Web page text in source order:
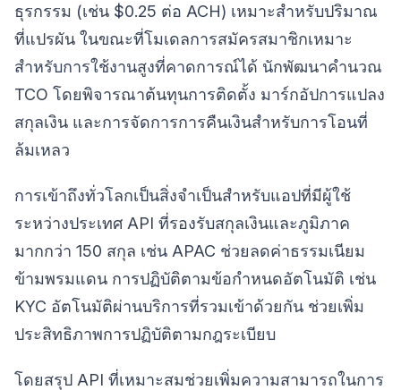
ธุรกรรม (เช่น $0.25 ต่อ ACH) เหมาะสำหรับปริมาณ
ที่แปรผัน ในขณะที่โมเดลการสมัครสมาชิกเหมาะ
สำหรับการใช้งานสูงที่คาดการณ์ได้ นักพัฒนาคำนวณ
TCO โดยพิจารณาต้นทุนการติดตั้ง มาร์กอัปการแปลง
สกุลเงิน และการจัดการการคืนเงินสำหรับการโอนที่
ล้มเหลว
การเข้าถึงทั่วโลกเป็นสิ่งจำเป็นสำหรับแอปที่มีผู้ใช้
ระหว่างประเทศ API ที่รองรับสกุลเงินและภูมิภาค
มากกว่า 150 สกุล เช่น APAC ช่วยลดค่าธรรมเนียม
ข้ามพรมแดน การปฏิบัติตามข้อกำหนดอัตโนมัติ เช่น
KYC อัตโนมัติผ่านบริการที่รวมเข้าด้วยกัน ช่วยเพิ่ม
ประสิทธิภาพการปฏิบัติตามกฎระเบียบ
โดยสรุป API ที่เหมาะสมช่วยเพิ่มความสามารถในการ